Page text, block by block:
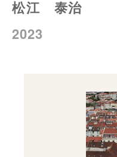
松江 泰治
2023